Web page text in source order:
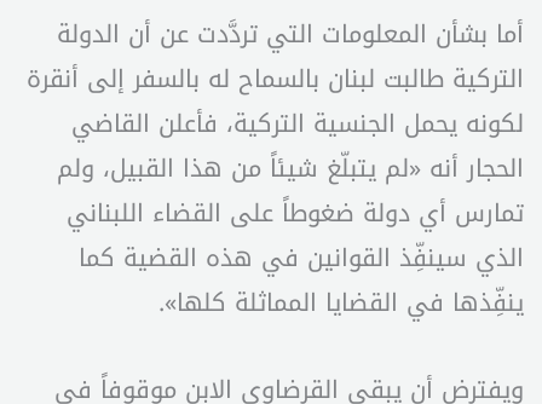
أما بشأن المعلومات التي تردَّدت عن أن الدولة
التركية طالبت لبنان بالسماح له بالسفر إلى أنقرة
لكونه يحمل الجنسية التركية، فأعلن القاضي
الحجار أنه «لم يتبلّغ شيئاً من هذا القبيل، ولم
تمارس أي دولة ضغوطاً على القضاء اللبناني
الذي سينفِّذ القوانين في هذه القضية كما
ينفِّذها في القضايا المماثلة كلها».
ويفترض أن يبقى القرضاوي الابن موقوفاً في